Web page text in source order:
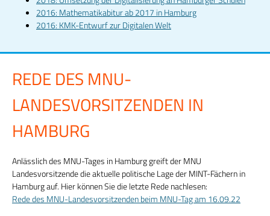
2016: Mathematikabitur ab 2017 in Hamburg
2016: KMK-Entwurf zur Digitalen Welt
REDE DES MNU-
LANDESVORSITZENDEN IN
HAMBURG
Anlässlich des MNU-Tages in Hamburg greift der MNU
Landesvorsitzende die aktuelle politische Lage der MINT-Fächern in
Hamburg auf. Hier können Sie die letzte Rede nachlesen:
Rede des MNU-Landesvorsitzenden beim MNU-Tag am 16.09.22